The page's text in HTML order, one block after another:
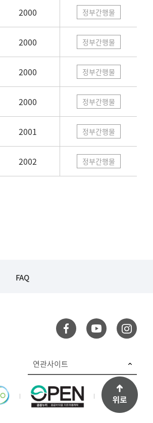
2000 정부간행물
2000 정부간행물
2000 정부간행물
2000 정부간행물
2001 정부간행물
2002 정부간행물
FAQ
연관사이트